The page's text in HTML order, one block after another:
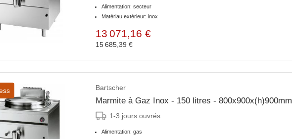
Alimentation: secteur
Matériau extérieur: inox
13 071,16 €
15 685,39 €
Bartscher
Marmite à Gaz Inox - 150 litres - 800x900x(h)900mm
1-3 jours ouvrés
Alimentation: gas